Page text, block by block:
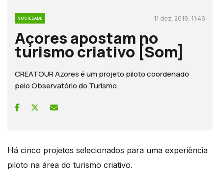
SOCIEDADE 11 dez, 2019, 11:46
Açores apostam no
turismo criativo [Som]
CREATOUR Azores é um projeto piloto coordenado
pelo Observatório do Turismo.
Há cinco projetos selecionados para uma experiência
piloto na área do turismo criativo.